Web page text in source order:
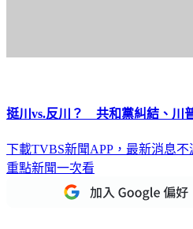
挺川vs.反川？ 共和黨糾結、川
下載TVBS新聞APP，最新消息不
重點新聞一次看